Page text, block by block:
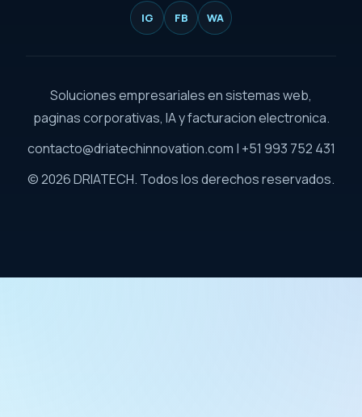
IG FB WA
Soluciones empresariales en sistemas web,
paginas corporativas, IA y facturacion electronica.
contacto@driatechinnovation.com | +51 993 752 431
© 2026 DRIATECH. Todos los derechos reservados.